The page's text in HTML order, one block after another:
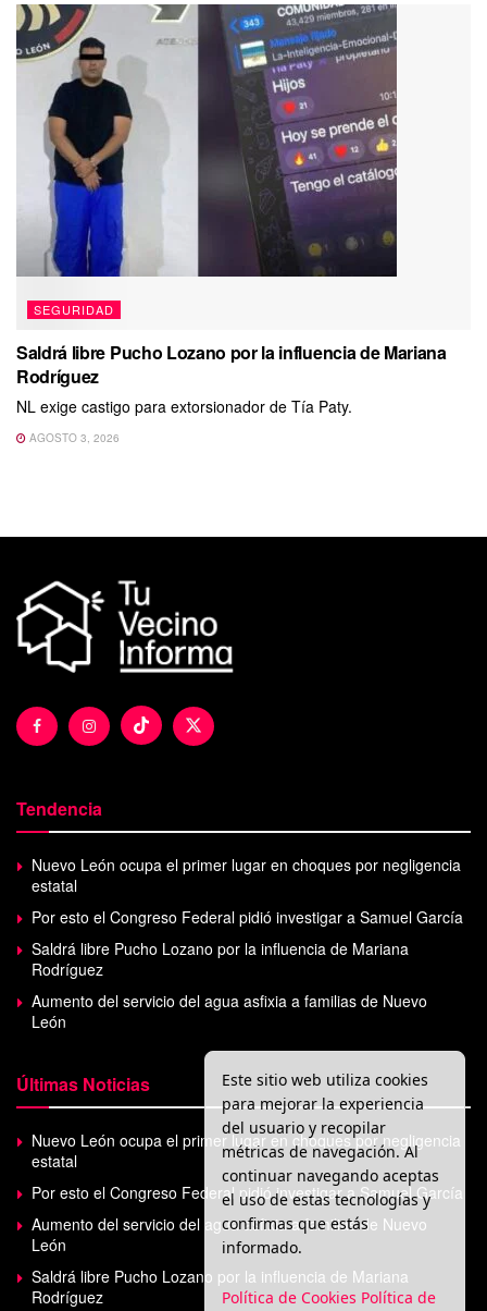
SEGURIDAD
Saldrá libre Pucho Lozano por la influencia de Mariana
Rodríguez
NL exige castigo para extorsionador de Tía Paty.
AGOSTO 3, 2026
Tendencia
Nuevo León ocupa el primer lugar en choques por negligencia
estatal
Por esto el Congreso Federal pidió investigar a Samuel García
Saldrá libre Pucho Lozano por la influencia de Mariana
Rodríguez
Aumento del servicio del agua asfixia a familias de Nuevo
León
Últimas Noticias
Nuevo León ocupa el primer lugar en choques por negligencia
estatal
Por esto el Congreso Federal pidió investigar a Samuel García
Aumento del servicio del agua asfixia a familias de Nuevo
León
Saldrá libre Pucho Lozano por la influencia de Mariana
Rodríguez
Este sitio web utiliza cookies
para mejorar la experiencia
del usuario y recopilar
métricas de navegación. Al
continuar navegando aceptas
el uso de estas tecnologías y
confirmas que estás
informado.
Política de Cookies Política de